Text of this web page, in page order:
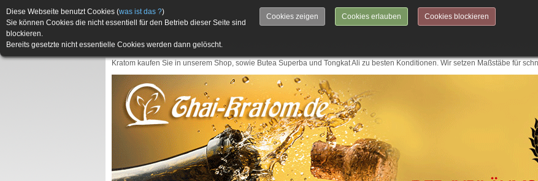
Diese Webseite benutzt Cookies (was ist das ?)
Sie können Cookies die nicht essentiell für den Betrieb dieser Seite sind
blockieren.
Bereits gesetzte nicht essentielle Cookies werden dann gelöscht.
Cookies zeigen Cookies erlauben Cookies blockieren
Kratom kaufen Sie in unserem Shop, sowie Butea Superba und Tongkat Ali zu besten Konditionen. Wir setzen Maßstäbe für